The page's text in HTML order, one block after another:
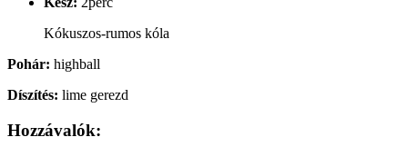
Kókuszos-rumos kóla
Pohár: highball
Díszítés: lime gerezd
Hozzávalók: